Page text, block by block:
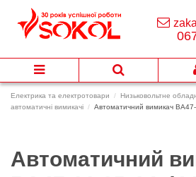
Електрика та електротовари Низьковольтне
автоматичні вимикачі
Автоматичний вимикач
Автоматичний